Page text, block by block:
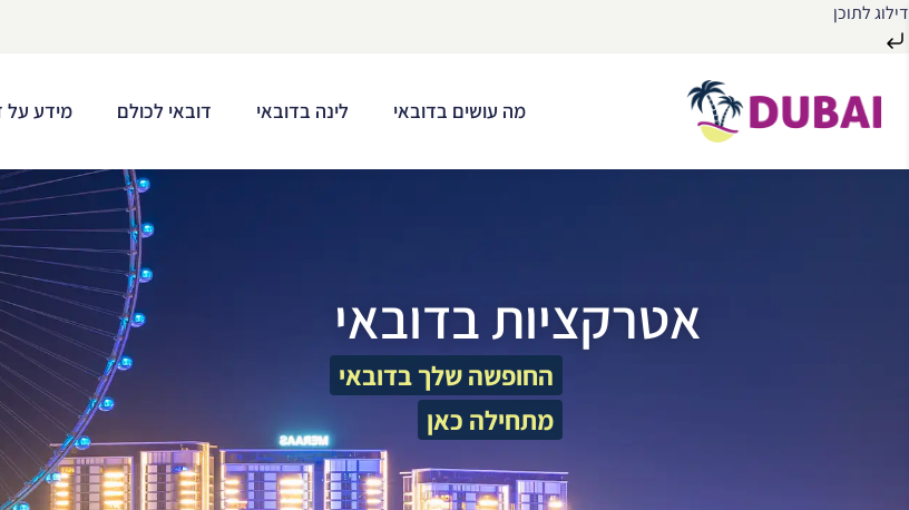
דילוג לתוכן
מה עושים בדובאי לינה בדובאי דובאי לכולם מידע על
אטרקציות בדובאי
החופשה שלך בדובאי
מתחילה כאן